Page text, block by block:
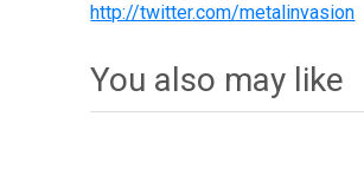
http://twitter.com/metalinvasion
You also may like